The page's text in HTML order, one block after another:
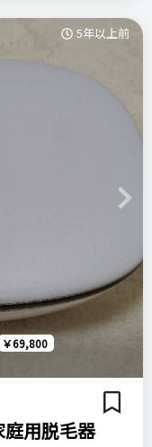
す／
和らげることができ
がかかり、そのた
す必要がありま
族それぞれ、また人
ら強さを選べます。
たり、男性もなかな
家族兼用ができる
。
♪マークが光り、オ
、光を照射してくれ
となく自動で照射で
ズのフィルターが
きる仕様になってい
ンフェイシャルフィ
別にフォトフェイシ
Next
5年以上前
￥69,800
用脱毛器